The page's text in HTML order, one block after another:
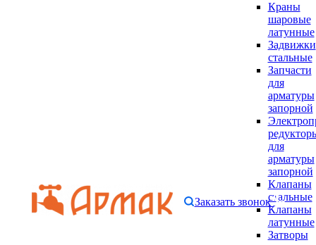
Краны
шаровые
латунные
Задвижки
стальные
Запчасти
для
арматуры
запорной
для
арматуры
запорной
Клапаны
стальные
Клапаны
латунные
Затворы
Заказать звонок